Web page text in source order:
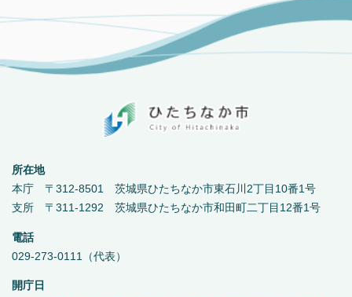
所在地
本庁 〒312-8501 茨城県ひたちなか市東石川2丁目10番1号
支所 〒311-1292 茨城県ひたちなか市和田町二丁目12番1号
電話
029-273-0111（代表）
開庁日